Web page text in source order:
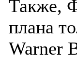
Также,
плана
Warner